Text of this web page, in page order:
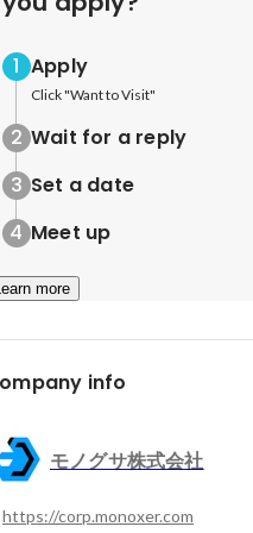
Apply
Click "Want to Visit"
Wait for a reply
Set a date
Meet up
more
info
モノグサ株式会社
https://corp.monoxer.com